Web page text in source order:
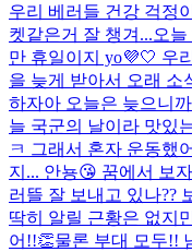
우리 베러들 건강 걱정
켓같은거 잘 챙겨...오
만 휴일이지 yo💜🤍 우
을 늦게 받아서 오래 소
하자아 오늘은 늦으니
늘 국군의 날이라 맛있
ㅋ 그래서 혼자 운동했
지... 안뇽😘 꿈에서 보
러뜰 잘 보내고 있나??
딱히 알릴 근황은 없지
어!!👏물론 부대 모두!!